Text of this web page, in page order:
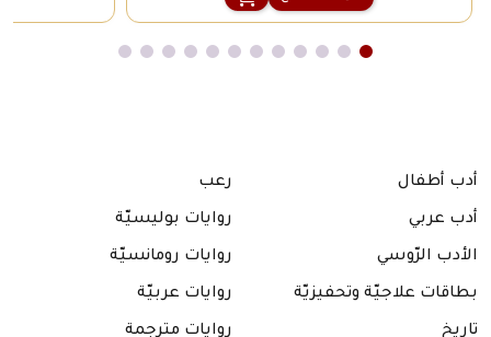
أدب أطفال
أدب عربي
الأدب الرّوسي
بطاقات علاجيّة وتحفيزيّة
تاريخ
رعب
روايات بوليسيّة
روايات رومانسيّة
روايات عربيّة
روايات مترجمة